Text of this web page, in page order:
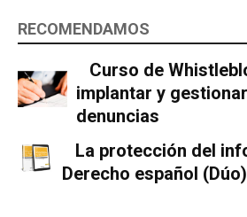
RECOMENDAMOS
Curso de
implantar y
denuncias
La protección del
Derecho español (Dúo)